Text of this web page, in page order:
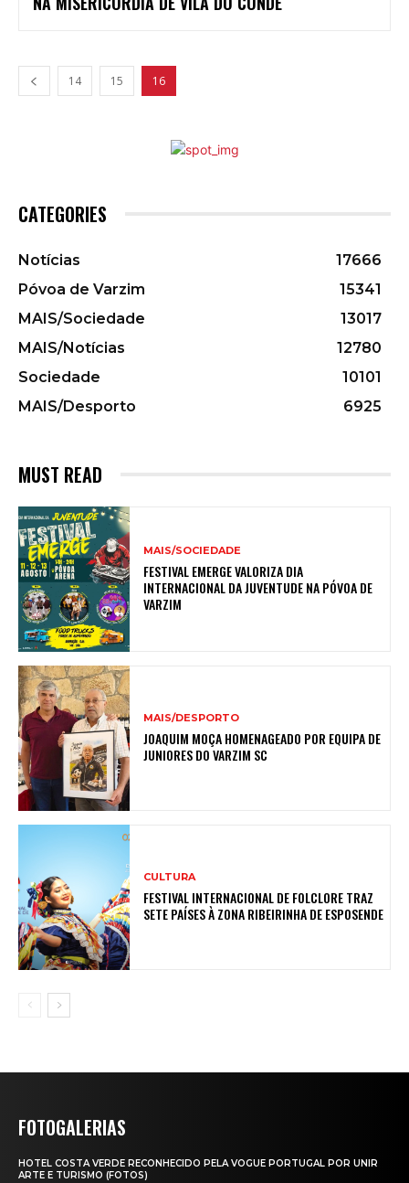
14 15 16
CATEGORIES
Notícias
17666
Póvoa de Varzim
15341
MAIS/Sociedade
13017
MAIS/Notícias
12780
Sociedade
10101
MAIS/Desporto
6925
MUST READ
MAIS/SOCIEDADE
FESTIVAL EMERGE VALORIZA DIA
INTERNACIONAL DA JUVENTUDE NA PÓVOA DE
VARZIM
MAIS/DESPORTO
JOAQUIM MOÇA HOMENAGEADO POR EQUIPA DE
JUNIORES DO VARZIM SC
CULTURA
FESTIVAL INTERNACIONAL DE FOLCLORE TRAZ
SETE PAÍSES À ZONA RIBEIRINHA DE ESPOSENDE
FOTOGALERIAS
HOTEL COSTA VERDE RECONHECIDO PELA VOGUE PORTUGAL POR UNIR
ARTE E TURISMO (FOTOS)